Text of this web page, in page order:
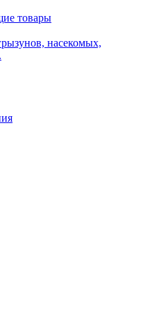
товары
насекомых,